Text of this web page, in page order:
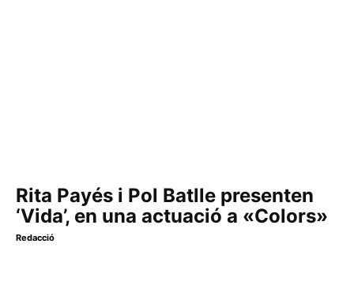
Rita Payés i Pol Batlle presenten
‘Vida’, en una actuació a «Colors»
Redacció